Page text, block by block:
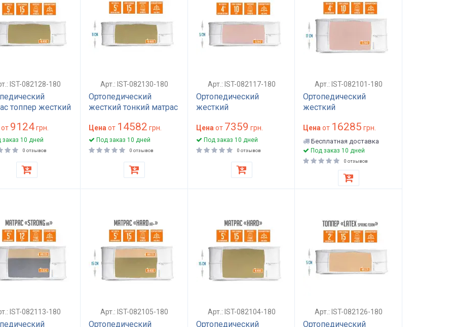
IST-082128-180
топпер жесткий
5 см для
модель ХАРД
от 9124грн.
заказ 10 дней
0 отзывов
Арт.: IST-082130-180
Ортопедический
жесткий тонкий матрас
см беспружинный с
пеной HL4065 модель
ХАРД (HARD)
Цена от 14582 грн.
Под заказ 10 дней
0 отзывов
Арт.: IST-082117-180
Ортопедический
жесткий
топпер для дивана
180x200 см высота 5
см Оптима
Цена от 7359 грн.
Под заказ 10 дней
0 отзывов
Арт.: IST-082101-180
Ортопедический
жесткий
двуспальный 180x200
см поролон ППУ
высота 17 см нагрузка
до 110 кг Optima Hard
Цена от 16285 грн.
Бесплатная доставка
Под заказ 10 дней
0 отзывов
IST-082113-180 Арт.: IST-082105-180
Ортопедический
Арт.: IST-082104-180
Ортопедический
Арт.: IST-082126-180
Ортопедический